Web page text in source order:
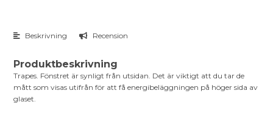
Beskrivning Recension
Produktbeskrivning
Trapes. Fönstret är synligt från utsidan. Det är viktigt att du tar de
mått som visas utifrån för att få energibeläggningen på höger sida av
glaset.